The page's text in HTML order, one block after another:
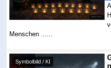
Menschen ......
Symbolbild / KI